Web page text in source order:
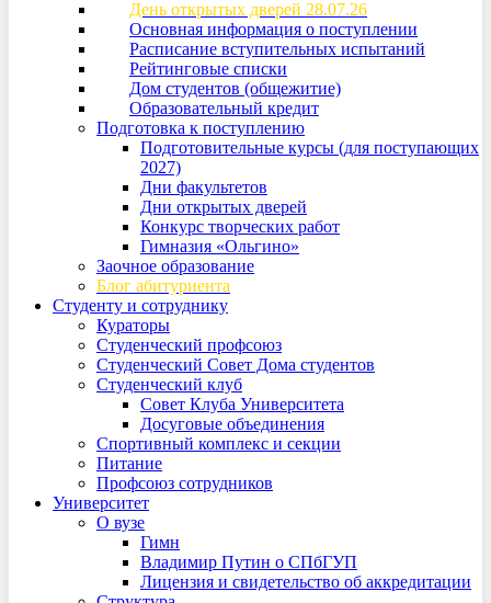
День открытых дверей 28.07.26
Основная информация о поступлении
Расписание вступительных испытаний
Рейтинговые списки
Дом студентов (общежитие)
Образовательный кредит
Подготовка к поступлению
Подготовительные курсы (для поступающих
2027)
Дни факультетов
Дни открытых дверей
Конкурс творческих работ
Гимназия «Ольгино»
Заочное образование
Блог абитуриента
Студенту и сотруднику
Кураторы
Студенческий профсоюз
Студенческий Совет Дома студентов
Студенческий клуб
Совет Клуба Университета
Досуговые объединения
Спортивный комплекс и секции
Питание
Профсоюз сотрудников
Университет
О вузе
Гимн
Владимир Путин о СПбГУП
Лицензия и свидетельство об аккредитации